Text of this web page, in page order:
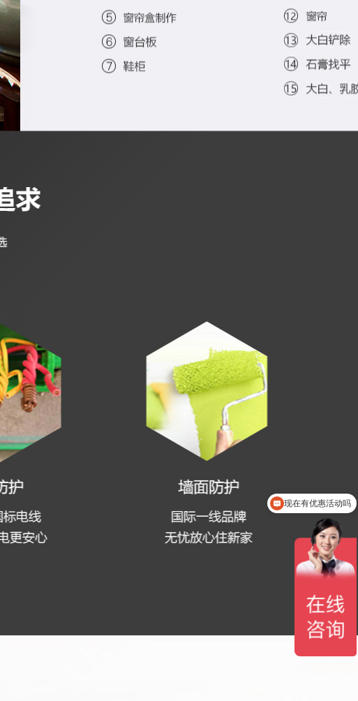
可以介绍下你们的产品么